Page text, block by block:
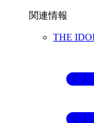
関連情報
THE